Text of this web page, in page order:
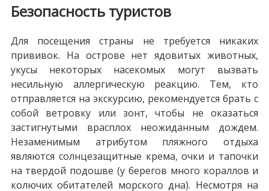
Безопасность туристов
Для посещения страны не требуется никаких
прививок. На острове нет ядовитых животных,
укусы некоторых насекомых могут вызвать
несильную аллергическую реакцию. Тем, кто
отправляется на экскурсию, рекомендуется брать с
собой ветровку или зонт, чтобы не оказаться
застигнутыми врасплох неожиданным дождем.
Незаменимым атрибутом пляжного отдыха
являются солнцезащитные крема, очки и тапочки
на твердой подошве (у берегов много кораллов и
колючих обитателей морского дна). Несмотря на